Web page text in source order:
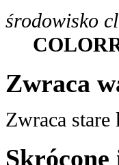
środowisko
Zwraca
Zwraca stare